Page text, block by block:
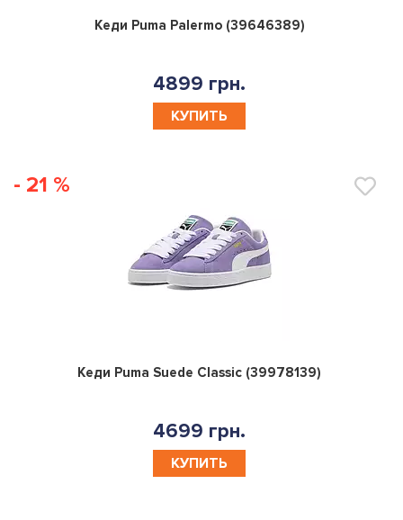
0
Кеди Puma Palermo (39646389)
4899 грн.
КУПИТЬ
- 21 %
0
Кеди Puma Suede Classic (39978139)
4699 грн.
КУПИТЬ